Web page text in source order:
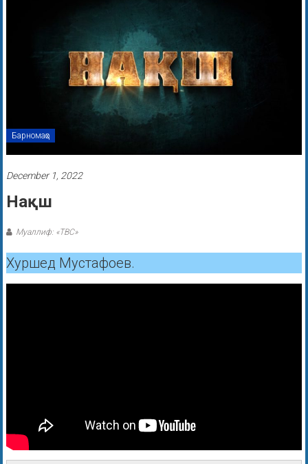
Барномаҳо
December 1, 2022
Нақш
Муаллиф: «ТВС»
Хуршед Мустафоев.